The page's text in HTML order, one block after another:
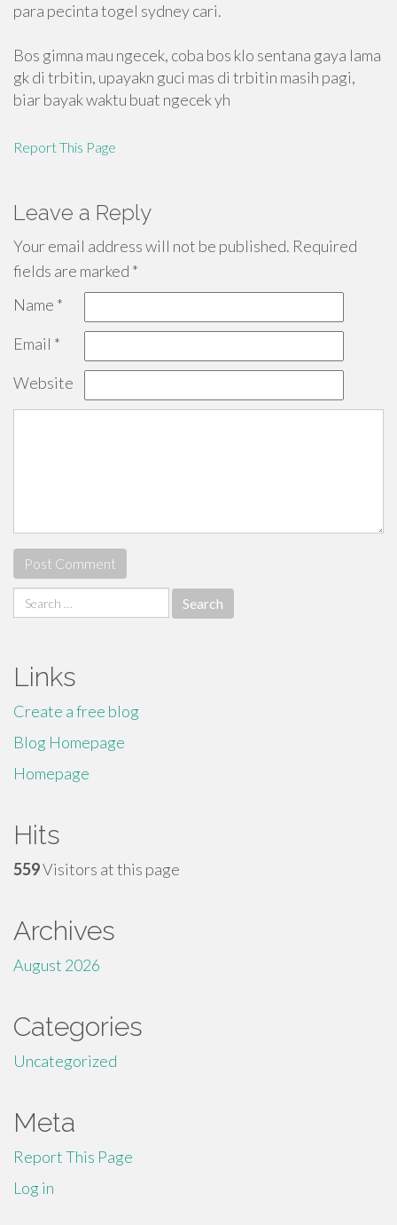
para pecinta togel sydney cari.
Bos gimna mau ngecek, coba bos klo sentana gaya lama
gk di trbitin, upayakn guci mas di trbitin masih pagi,
biar bayak waktu buat ngecek yh
Report This Page
Leave a Reply
Your email address will not be published. Required
fields are marked *
Name *
Email *
Website
Search
for:
Links
Create a free blog
Blog Homepage
Homepage
Hits
559Visitors at this page
Archives
August 2026
Categories
Uncategorized
Meta
Report This Page
Log in